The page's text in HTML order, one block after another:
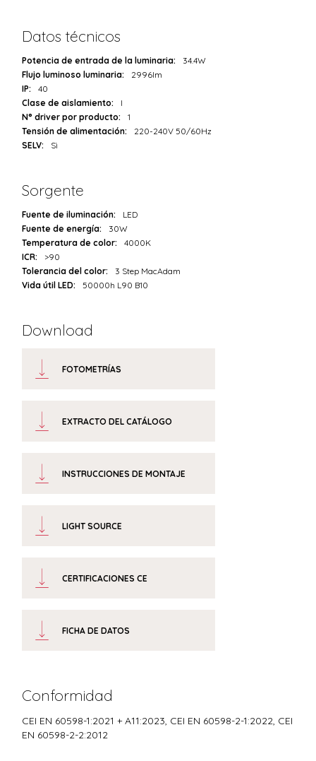
Datos técnicos
Potencia de entrada de la luminaria:
34.4W
Flujo luminoso luminaria:
2996lm
IP:
40
Clase de aislamiento:
I
N° driver por producto:
1
Tensión de alimentación:
220-240V 50/60Hz
SELV:
Sì
Sorgente
Fuente de iluminación:
LED
Fuente de energía:
30W
Temperatura de color:
4000K
ICR:
>90
Tolerancia del color:
3 Step MacAdam
Vida útil LED:
50000h L90 B10
Download
FOTOMETRÍAS
EXTRACTO DEL CATÁLOGO
INSTRUCCIONES DE MONTAJE
LIGHT SOURCE
CERTIFICACIONES CE
FICHA DE DATOS
Conformidad
CEI EN 60598-1:2021 + A11:2023, CEI EN 60598-2-1:2022, CEI
EN 60598-2-2:2012